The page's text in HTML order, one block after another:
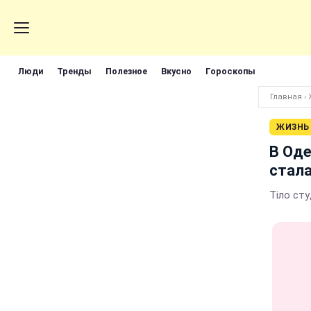
Люди Тренды Полезное Вкусно Гороскопы
Главная ›
ЖИЗНЬ
В
Тіло